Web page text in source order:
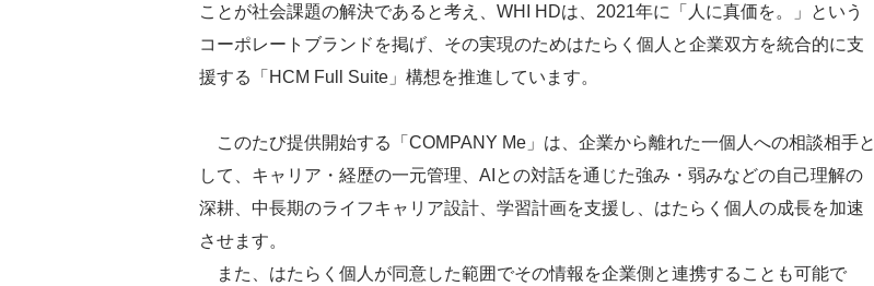
ことが社会課題の解決であると考え、WHI HDは、2021年に「人に真価を。」という
コーポレートブランドを掲げ、その実現のためはたらく個人と企業双方を統合的に支
援する「HCM Full Suite」構想を推進しています。
このたび提供開始する「COMPANY Me」は、企業から離れた一個人への相談相手と
して、キャリア・経歴の一元管理、AIとの対話を通じた強み・弱みなどの自己理解の
深耕、中長期のライフキャリア設計、学習計画を支援し、はたらく個人の成長を加速
させます。
また、はたらく個人が同意した範囲でその情報を企業側と連携することも可能で